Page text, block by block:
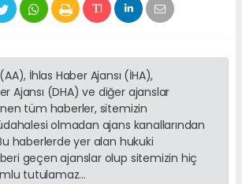
İhlas Haber Ajansı (İHA),
Ajansı (DHA) ve diğer ajanslar
tüm haberler, sitemizin
olmadan ajans kanallarından
haberlerde yer alan hukuki
geçen ajanslar olup sitemizin hiç
tutulamaz...